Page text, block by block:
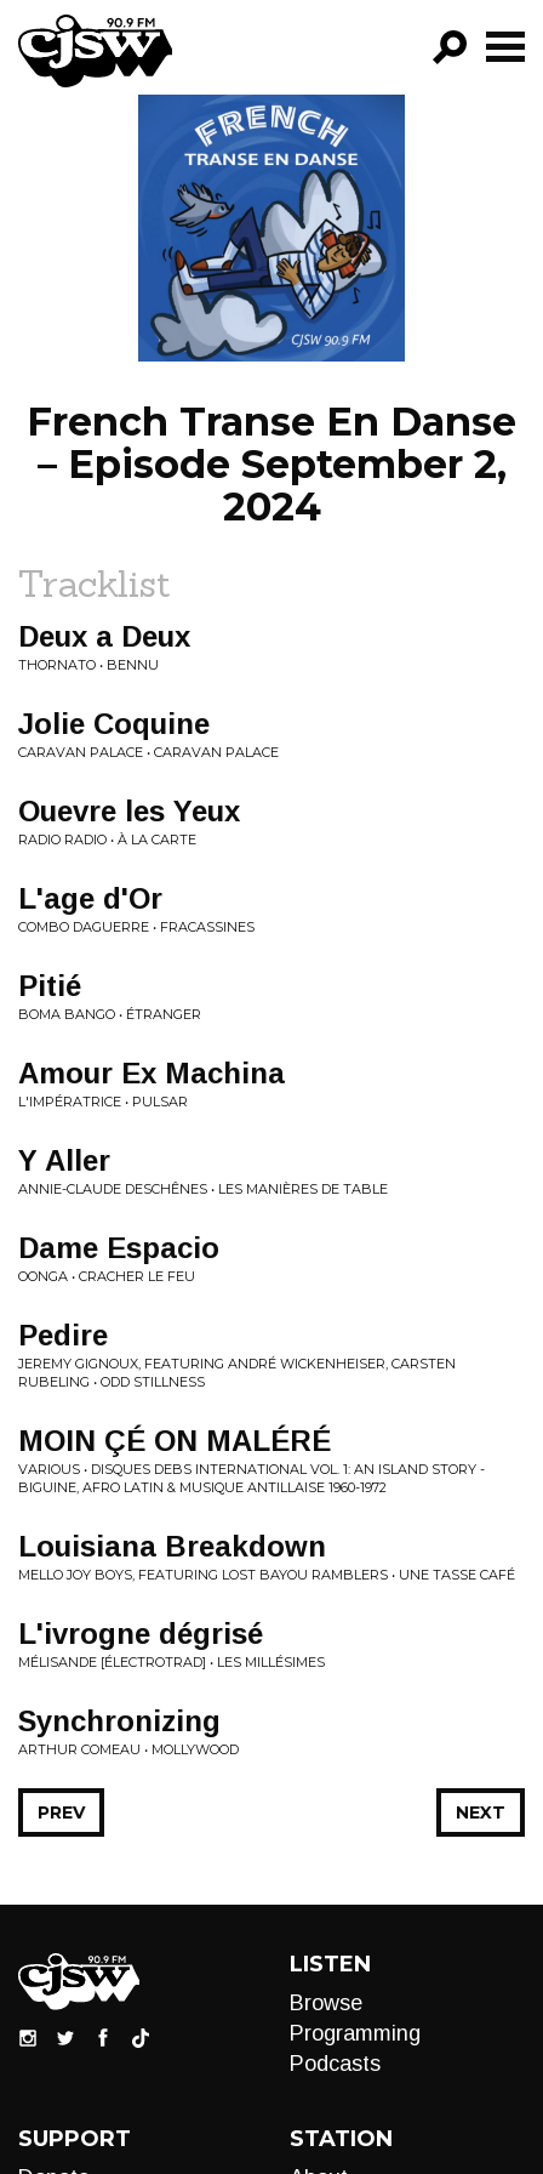
CJSW
PROGRAMS
EPISODES
NEWS
French Transe En Danse
– Episode September 2,
2024
Tracklist
Deux a Deux
THORNATO • BENNU
Jolie Coquine
CARAVAN PALACE • CARAVAN PALACE
Ouevre les Yeux
RADIO RADIO • À LA CARTE
L'age d'Or
COMBO DAGUERRE • FRACASSINES
Pitié
BOMA BANGO • ÉTRANGER
Amour Ex Machina
L'IMPÉRATRICE • PULSAR
Y Aller
ANNIE-CLAUDE DESCHÊNES • LES MANIÈRES DE TABLE
Dame Espacio
OONGA • CRACHER LE FEU
Pedire
JEREMY GIGNOUX, FEATURING ANDRÉ WICKENHEISER, CARSTEN
RUBELING • ODD STILLNESS
MOIN ÇÉ ON MALÉRÉ
VARIOUS • DISQUES DEBS INTERNATIONAL VOL. 1: AN ISLAND STORY -
BIGUINE, AFRO LATIN & MUSIQUE ANTILLAISE 1960-1972
Louisiana Breakdown
MELLO JOY BOYS, FEATURING LOST BAYOU RAMBLERS • UNE TASSE CAFÉ
L'ivrogne d​é​grisé
MÉLISANDE [ÉLECTROTRAD] • LES MILL​É​SIMES
Synchronizing
ARTHUR COMEAU • MOLLYWOOD
NEXT
PREV
LISTEN
Browse
Programming
Podcasts
SUPPORT STATION